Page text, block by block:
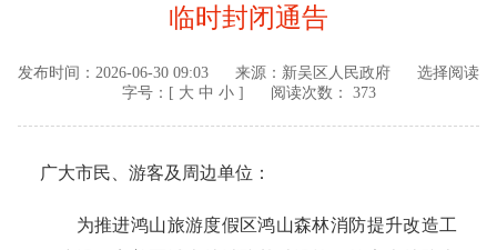
临时封闭通告
发布时间： 2026-06-30 09:03 来源： 新吴区人民政府
选择阅读
字号：[ 大 中 小] 阅读次数： 373
广大市民、游客及周边单位：
为推进鸿山旅游度假区鸿山森林消防提升改造工